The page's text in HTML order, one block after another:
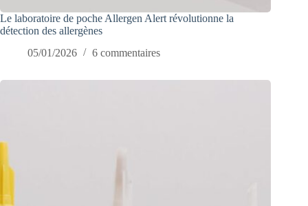
Le laboratoire de poche Allergen Alert révolutionne la
détection des allergènes
05/01/2026
6 commentaires